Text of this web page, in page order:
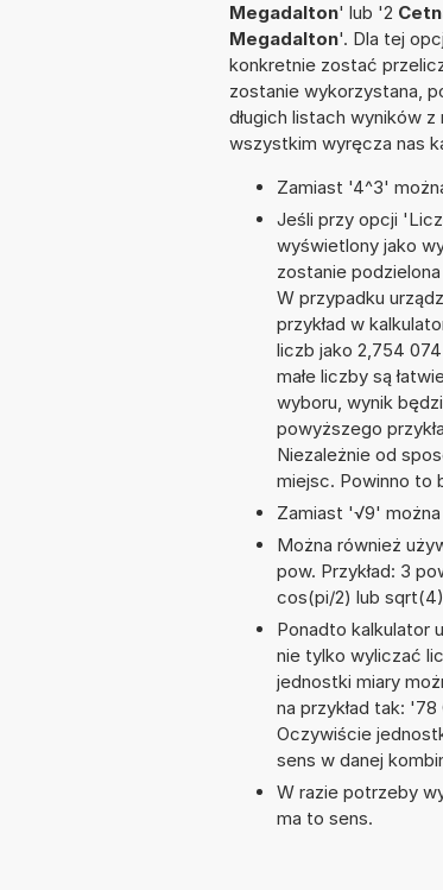
Megadalton' lub '2
Megadalton'. Dla tej
konkretnie zostać
zostanie wykorzystana,
długich listach wyników
wszystkim wyręcza nas
Zamiast '4^3'
Jeśli przy opcji
wyświetlony jako
zostanie
W przypadku
przykład w
liczb jako 2,754
małe liczby są
wyboru, wynik
powyższego
Niezależnie od
miejsc. Powinno to
Zamiast '√9'
Można również
pow. Przykład: 3
cos(pi/2) lub sqrt(4)
Ponadto kalkulator
nie tylko wyliczać
jednostki miary
na przykład tak:
Oczywiście
sens w danej
W razie potrzeby
ma to sens.